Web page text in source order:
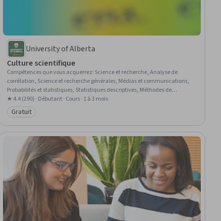
University of Alberta
Culture scientifique
Compétences que vous acquerrez: Science et recherche, Analyse de
corrélation, Science et recherche générales, Médias et communications,
Probabilités et statistiques, Statistiques descriptives, Méthodes de
recherche, Conception de la recherche, Recherche, Méthodes scientifiques,
Examen par les pairs, Analyse statistique, Communication, Journalisme,
Expérimentation
★ 4.4 (290) · Débutant · Cours · 1 à 3 mois
Catégorie : Gratuit
Gratuit